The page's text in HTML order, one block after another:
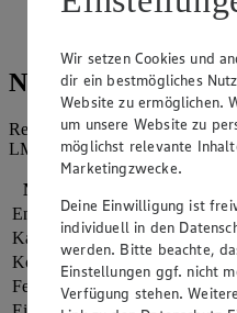
und erst dann aus der
Nährwerte
Referenzmenge für einen
LMIV (8.400 kJ/2.000 kcal).
Nährwerte
Energie
1.096 kj (13 %)
Kalorien
262 kcal (13 %)
Kohlenhydrate
Fett
14 g
Wir setzen Cookies und
dir ein bestmögliches
Website zu ermöglichen.
um unsere Website zu
möglichst relevante
Marketingzwecke.
Deine Einwilligung ist
individuell in den
werden. Bitte beachte,
Einstellungen ggf. nicht
Verfügung stehen.